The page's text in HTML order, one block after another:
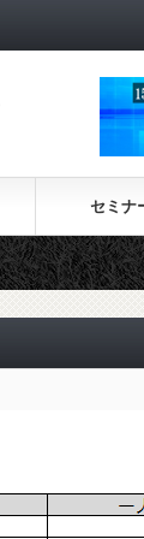
セミナ